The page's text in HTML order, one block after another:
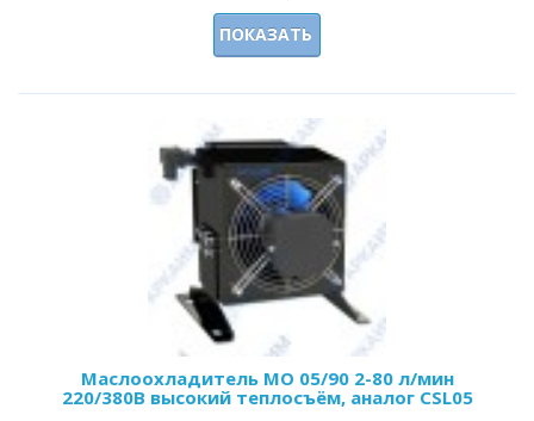
ПОКАЗАТЬ
Маслоохладитель МО 05/90 2-80 л/мин
220/380В высокий теплосъём, аналог CSL05